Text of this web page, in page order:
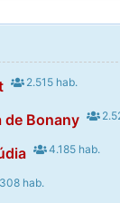
2.515 hab.
de Bonany
4.185 hab.
hab.